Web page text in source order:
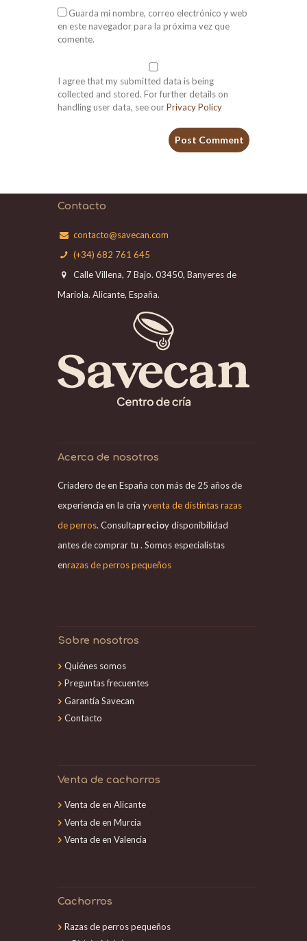
Guarda mi nombre, correo electrónico y web
en este navegador para la próxima vez que
comente.
I agree that my submitted data is being
collected and stored. For further details on
handling user data, see ourPrivacy Policy
Contacto
contacto@savecan.com
(+34) 682 761 645
Calle Villena, 7 Bajo. 03450, Banyeres de
Mariola. Alicante, España.
Acerca de nosotros
Criadero de en España con más de 25 años de
experiencia en la cría yventa de distintas razas
de perros. Consultaprecioy disponibilidad
antes de comprar tu . Somos especialistas
enrazas de perros pequeños
Sobre nosotros
Quiénes somos
Preguntas frecuentes
Garantía Savecan
Contacto
Venta de cachorros
Venta de en Alicante
Venta de en Murcia
Venta de en Valencia
Cachorros
Razas de perros pequeños